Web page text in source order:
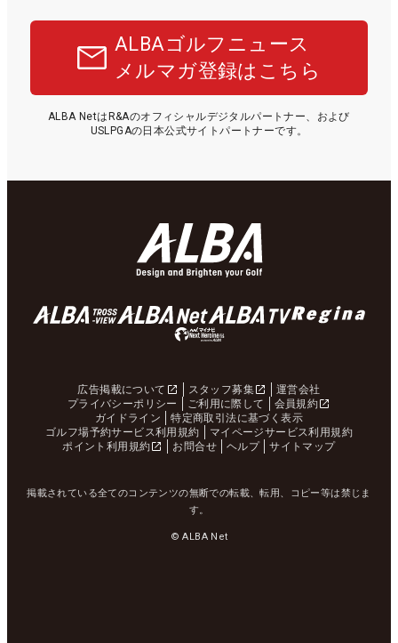
ALBAゴルフニュース
メルマガ登録はこちら
ALBA NetはR&Aのオフィシャルデジタルパートナー、および
USLPGAの日本公式サイトパートナーです。
広告掲載について スタッフ募集
運営会社
プライバシーポリシー
ご利用に際して
会員規約
ガイドライン
特定商取引法に基づく表示
ゴルフ場予約サービス利用規約
マイページサービス利用規約
ポイント利用規約
お問合せ ヘルプ サイトマップ
掲載されている全てのコンテンツの無断での転載、転用、コピー等は禁じま
す。
© ALBA Net